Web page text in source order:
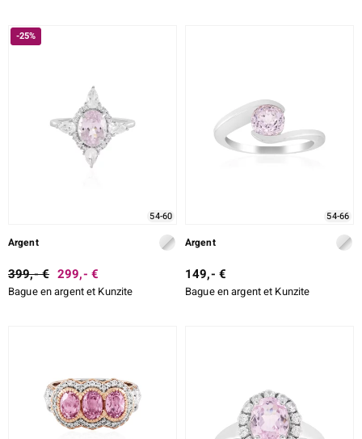
-25%
54-60
Argent
399,- € 299,- €
Bague en argent et Kunzite
54-66
Argent
149,- €
Bague en argent et Kunzite